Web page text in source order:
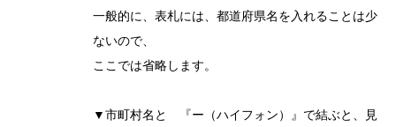
一般的に、表札には、都道府県名を入れることは少
ないので、
ここでは省略します。
▼市町村名と 『ー（ハイフォン）』で結ぶと、見